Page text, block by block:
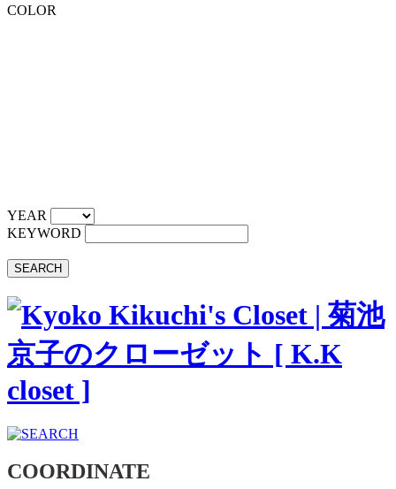
COLOR
YEAR
KEYWORD
SEARCH
COORDINATE